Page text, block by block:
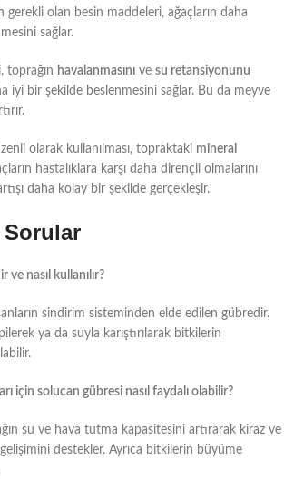
olan besin maddeleri, ağaçların daha
sağlar.
toprağın havalanmasını ve su retansiyonunu
iyi bir şekilde beslenmesini sağlar. Bu da meyve
olarak kullanılması, topraktaki mineral
hastalıklara karşı daha dirençli olmalarını
daha kolay bir şekilde gerçekleşir.
Sorular
nasıl kullanılır?
sindirim sisteminden elde edilen gübredir.
ya da suyla karıştırılarak bitkilerin
için solucan gübresi nasıl faydalı olabilir?
su ve hava tutma kapasitesini artırarak kiraz ve
destekler. Ayrıca bitkilerin büyüme